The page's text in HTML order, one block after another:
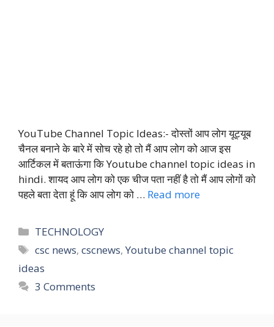
YouTube Channel Topic Ideas:- दोस्तों आप लोग यूट्यूब
चैनल बनाने के बारे में सोच रहे हो तो मैं आप लोग को आज इस
आर्टिकल में बताऊंगा कि Youtube channel topic ideas in
hindi. शायद आप लोग को एक चीज पता नहीं है तो मैं आप लोगों को
पहले बता देता हूं कि आप लोग को … Read more
Categories
TECHNOLOGY
Tags
csc news,cscnews,Youtube channel topic
ideas
3 Comments